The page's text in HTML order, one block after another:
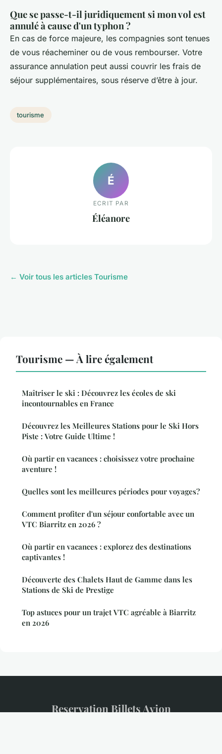
Que se passe-t-il juridiquement si mon vol est
annulé à cause d'un typhon ?
En cas de force majeure, les compagnies sont tenues
de vous réacheminer ou de vous rembourser. Votre
assurance annulation peut aussi couvrir les frais de
séjour supplémentaires, sous réserve d’être à jour.
tourisme
É
ECRIT PAR
Éléanore
← Voir tous les articles Tourisme
Tourisme — À lire également
Maîtriser le ski : Découvrez les écoles de ski
incontournables en France
Découvrez les Meilleures Stations pour le Ski Hors
Piste : Votre Guide Ultime !
Où partir en vacances : choisissez votre prochaine
aventure !
Quelles sont les meilleures périodes pour voyages?
Comment profiter d'un séjour confortable avec un
VTC Biarritz en 2026 ?
Où partir en vacances : explorez des destinations
captivantes !
Découverte des Chalets Haut de Gamme dans les
Stations de Ski de Prestige
Top astuces pour un trajet VTC agréable à Biarritz
en 2026
Reservation Billets Avion